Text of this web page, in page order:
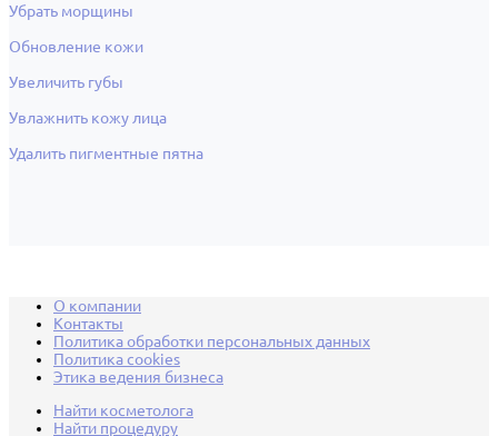
Убрать морщины
Обновление кожи
Увеличить губы
Увлажнить кожу лица
Удалить пигментные пятна
О компании
Контакты
Политика обработки персональных данных
Политика cookies
Этика ведения бизнеса
Найти косметолога
Найти процедуру